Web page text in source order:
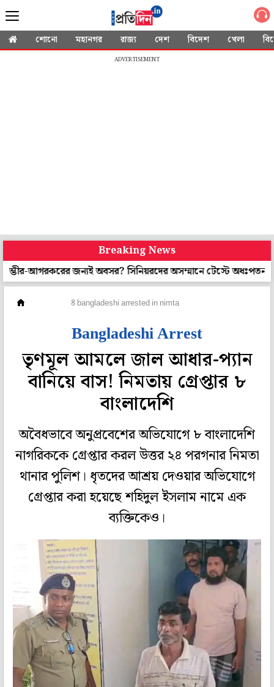
শোনো মহানগর রাজ্য দেশ বিদেশ খেলা
ADVERTISEMENT
Breaking News
জন্যই অবসর? সিনিয়রদের অসম্মানে টেস্টে অধঃপতন,
8 bangladeshi arrested in nimta
Bangladeshi Arrest
তৃণমূল আমলে জাল আধার-প্যান
বানিয়ে বাস! নিমতায় গ্রেপ্তার ৮
বাংলাদেশি
অবৈধভাবে অনুপ্রবেশের অভিযোগে ৮ বাংলাদেশি
নাগরিককে গ্রেপ্তার করল উত্তর ২৪ পরগনার নিমতা
থানার পুলিশ। ধৃতদের আশ্রয় দেওয়ার অভিযোগে
গ্রেপ্তার করা হয়েছে শহিদুল ইসলাম নামে এক
ব্যক্তিকেও।